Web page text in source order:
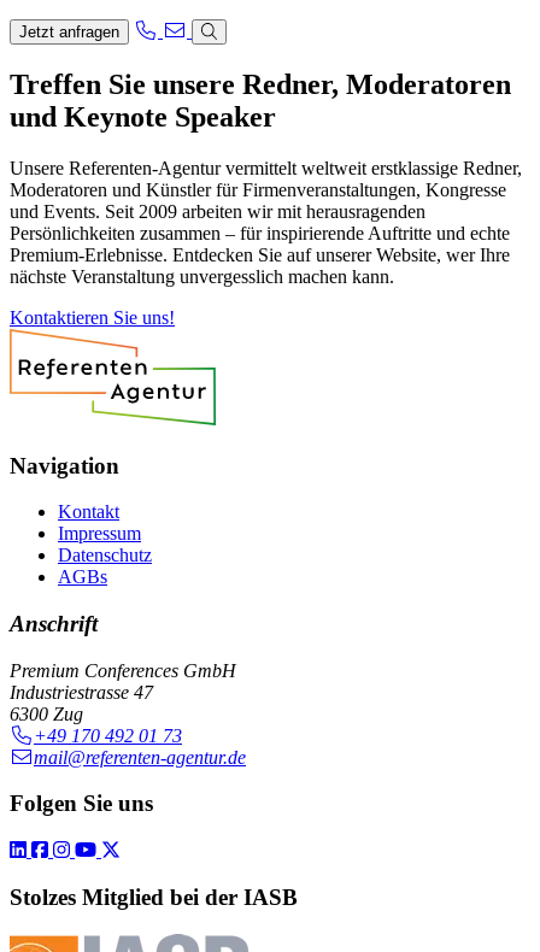
Jetzt anfragen
Treffen Sie unsere Redner, Moderatoren
und Keynote Speaker
Unsere Referenten-Agentur vermittelt weltweit erstklassige Redner,
Moderatoren und Künstler für Firmenveranstaltungen, Kongresse
und Events. Seit 2009 arbeiten wir mit herausragenden
Persönlichkeiten zusammen – für inspirierende Auftritte und echte
Premium-Erlebnisse. Entdecken Sie auf unserer Website, wer Ihre
nächste Veranstaltung unvergesslich machen kann.
Kontaktieren Sie uns!
Navigation
Kontakt
Impressum
Datenschutz
AGBs
Anschrift
Premium Conferences GmbH
Industriestrasse 47
6300 Zug
+49 170 492 01 73
mail@referenten-agentur.de
Folgen Sie uns
Stolzes Mitglied bei der IASB